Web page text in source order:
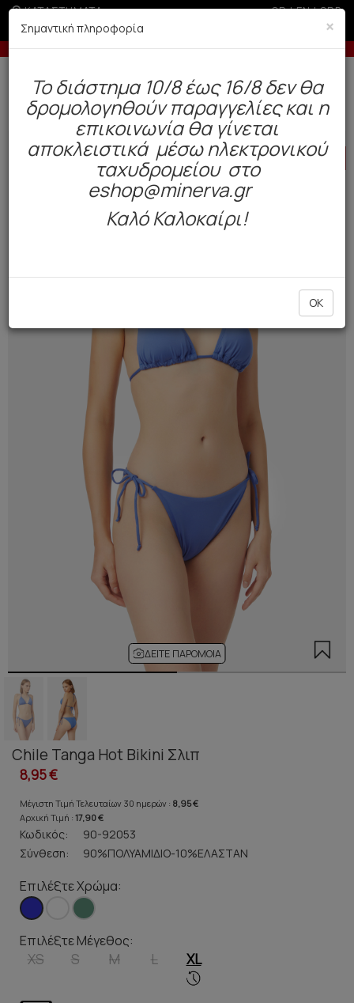
ΚΑΤΑΣΤΗΜΑΤΑ GR|EN|SRB
δόσεις με πιστωτική άνω των 50€ -5% σε
Δωρεάν αποστολή άνω των 49€. Παράδοση σε 3-5 εργάσιμες.
Μαγιό Γυναικεία Μπικίνι
HOT
ΔΕΊΤΕ ΠΑΡΌΜΟΙΑ
Chile Tanga Hot Bikini Σλιπ
8,95 €
Μέγιστη Τιμή Τελευταίων 30 ημερών : 8,95 €
Αρχική Τιμή : 17,90 €
Κωδικός:
90-92053
Σύνθεση:
90%ΠΟΛΥΑΜΙΔΙΟ-10%ΕΛΑΣΤΑΝ
Επιλέξτε Χρώμα:
Επιλέξτε Μέγεθος:
XS S M L XL
×
Σημαντική πληροφορία
To διάστημα 10/8 έως 16/8 δεν θα
δρομολογηθούν παραγγελίες και η
επικοινωνία θα γίνεται
αποκλειστικά μέσω ηλεκτρονικού
ταχυδρομείου στο
eshop@minerva.gr
Καλό Καλοκαίρι!
OK